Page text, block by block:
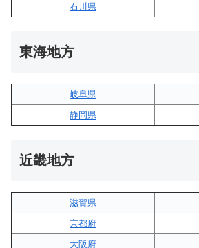
石川県
東海地方
岐阜県
静岡県
近畿地方
滋賀県
京都府
大阪府